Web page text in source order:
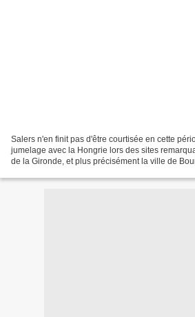
Salers n'en finit pas d'être courtisée en cette
jumelage avec la Hongrie lors des sites
de la Gironde, et plus précisément la ville de